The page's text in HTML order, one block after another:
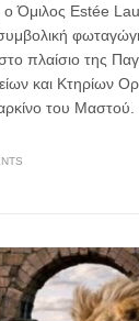
ο Όμιλος Estée
πλαίσιo της
και Κτηρίων
του Μαστού.